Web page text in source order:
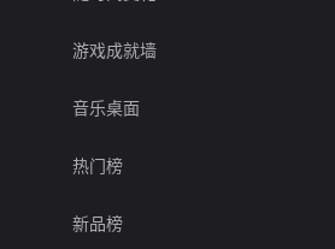
游戏成就墙
音乐桌面
热门榜
新品榜